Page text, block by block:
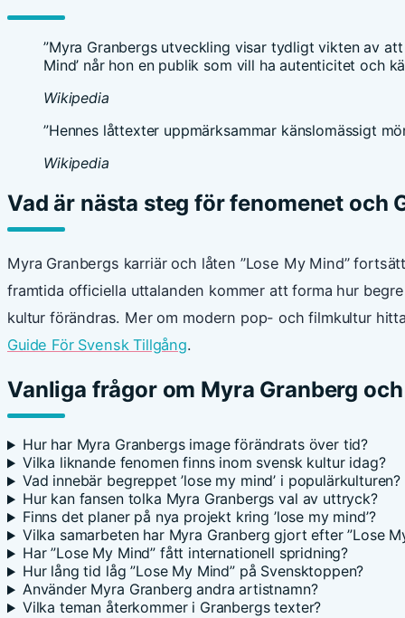
”Myra Granbergs utveckling visar tydligt vikten av
Mind’ når hon en publik som vill ha autenticitet och
Wikipedia
”Hennes låttexter uppmärksammar känslomässigt
Wikipedia
Vad är nästa steg för fenomenet och
Myra Granbergs karriär och låten ”Lose My Mind”
framtida officiella uttalanden kommer att forma hur
kultur förändras. Mer om modern pop- och filmkultur
Guide För Svensk Tillgång.
Vanliga frågor om Myra Granberg och
Hur har Myra Granbergs image förändrats över tid?
Vilka liknande fenomen finns inom svensk kultur idag?
Vad innebär begreppet ’lose my mind’ i populärkulturen?
Hur kan fansen tolka Myra Granbergs val av uttryck?
Finns det planer på nya projekt kring ’lose my mind’?
Vilka samarbeten har Myra Granberg gjort efter ”Lose
Har ”Lose My Mind” fått internationell spridning?
Hur lång tid låg ”Lose My Mind” på Svensktoppen?
Använder Myra Granberg andra artistnamn?
Vilka teman återkommer i Granbergs texter?